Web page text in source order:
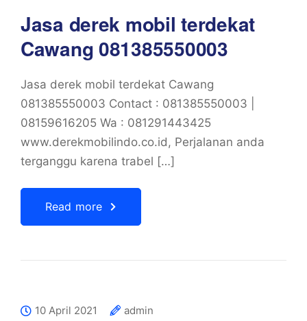
Jasa derek mobil terdekat
Cawang 081385550003
Jasa derek mobil terdekat Cawang
081385550003 Contact : 081385550003 |
08159616205 Wa : 081291443425
www.derekmobilindo.co.id, Perjalanan anda
terganggu karena trabel […]
Read more
10 April 2021
admin